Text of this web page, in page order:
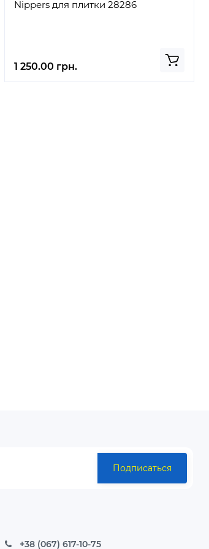
Nippers для плитки 28286
1 250.00 грн.
Подписаться
+38 (067) 617-10-75